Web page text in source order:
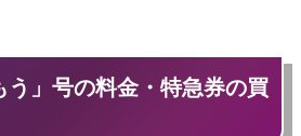
う」号の料金・特急券の買